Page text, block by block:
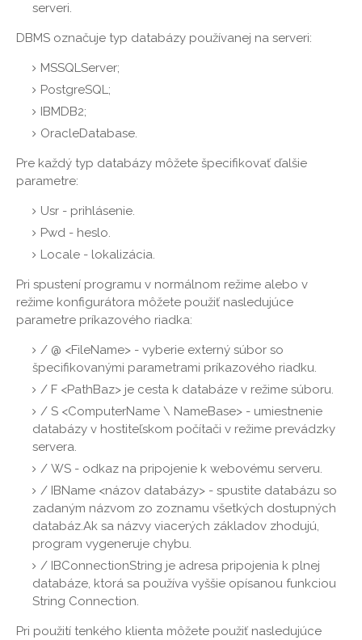
serveri.
DBMS označuje typ databázy používanej na serveri:
MSSQLServer;
PostgreSQL;
IBMDB2;
OracleDatabase.
Pre každý typ databázy môžete špecifikovať ďalšie
parametre:
Usr - prihlásenie.
Pwd - heslo.
Locale - lokalizácia.
Pri spustení programu v normálnom režime alebo v
režime konfigurátora môžete použiť nasledujúce
parametre príkazového riadka:
/ @ <FileName> - vyberie externý súbor so
špecifikovanými parametrami príkazového riadku.
/ F <PathBaz> je cesta k databáze v režime súboru.
/ S <ComputerName \ NameBase> - umiestnenie
databázy v hostiteľskom počítači v režime prevádzky
servera.
/ WS - odkaz na pripojenie k webovému serveru.
/ IBName <názov databázy> - spustite databázu so
zadaným názvom zo zoznamu všetkých dostupných
databáz.Ak sa názvy viacerých základov zhodujú,
program vygeneruje chybu.
/ IBConnectionString je adresa pripojenia k plnej
databáze, ktorá sa používa vyššie opísanou funkciou
String Connection.
Pri použití tenkého klienta môžete použiť nasledujúce